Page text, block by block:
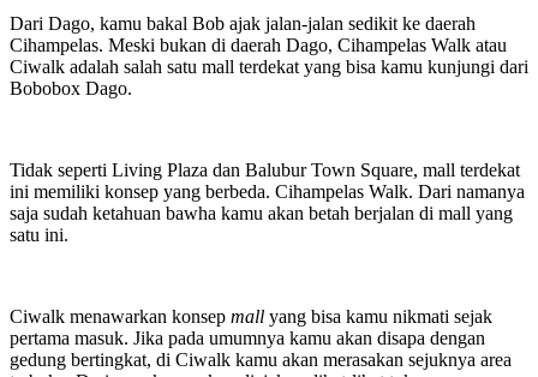
Dari Dago, kamu bakal Bob ajak jalan-jalan sedikit ke daerah
Cihampelas. Meski bukan di daerah Dago, Cihampelas Walk atau
Ciwalk adalah salah satu mall terdekat yang bisa kamu kunjungi dari
Bobobox Dago.
Tidak seperti Living Plaza dan Balubur Town Square, mall terdekat
ini memiliki konsep yang berbeda. Cihampelas Walk. Dari namanya
saja sudah ketahuan bawha kamu akan betah berjalan di mall yang
satu ini.
Ciwalk menawarkan konsep mall yang bisa kamu nikmati sejak
pertama masuk. Jika pada umumnya kamu akan disapa dengan
gedung bertingkat, di Ciwalk kamu akan merasakan sejuknya area